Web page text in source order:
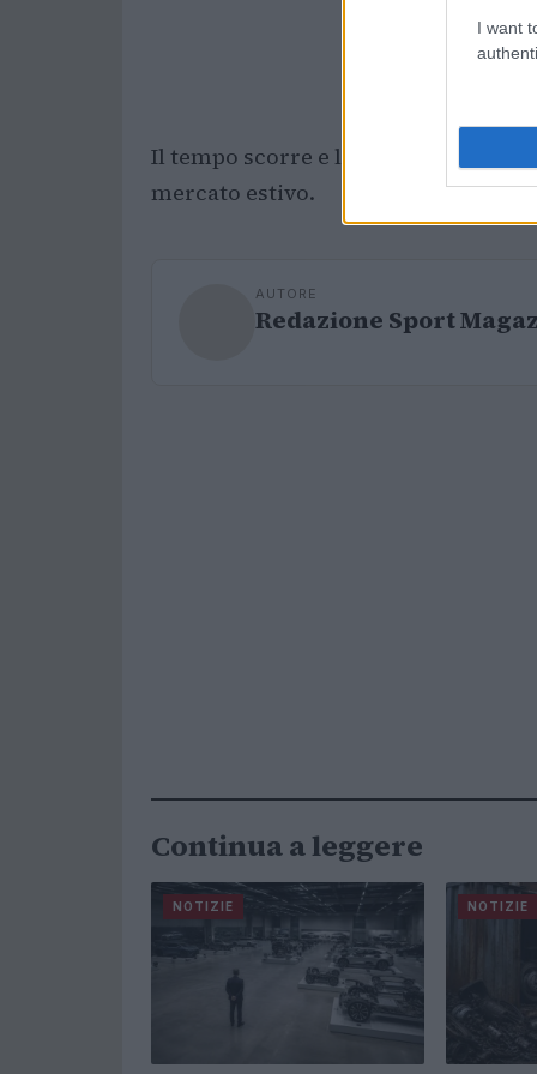
I want
Il tempo scorre e l’epilogo di
mercato estivo.
AUTORE
Redazione Sport
Continua a leggere
NOTIZIE NOTIZIE